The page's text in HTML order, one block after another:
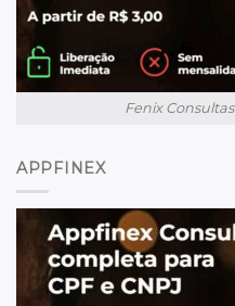
Fenix Consultas
APPFINEX